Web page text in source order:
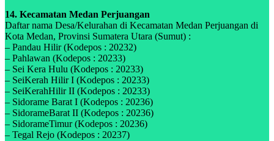
14. Kecamatan Medan Perjuangan
Daftar nama Desa/Kelurahan di Kecamatan Medan Perjuangan di
Kota Medan, Provinsi Sumatera Utara (Sumut) :
– Pandau Hilir (Kodepos : 20232)
– Pahlawan (Kodepos : 20233)
– Sei Kera Hulu (Kodepos : 20233)
– SeiKerah Hilir I (Kodepos : 20233)
– SeiKerahHilir II (Kodepos : 20233)
– Sidorame Barat I (Kodepos : 20236)
– SidorameBarat II (Kodepos : 20236)
– SidorameTimur (Kodepos : 20236)
– Tegal Rejo (Kodepos : 20237)